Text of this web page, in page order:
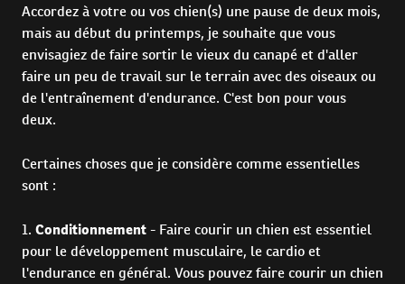
Accordez à votre ou vos chien(s) une pause de deux mois,
mais au début du printemps, je souhaite que vous
envisagiez de faire sortir le vieux du canapé et d'aller
faire un peu de travail sur le terrain avec des oiseaux ou
de l'entraînement d'endurance. C'est bon pour vous
deux.
Certaines choses que je considère comme essentielles
sont :
1. Conditionnement- Faire courir un chien est essentiel
pour le développement musculaire, le cardio et
l'endurance en général. Vous pouvez faire courir un chien